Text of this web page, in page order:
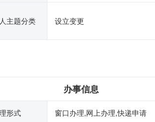
主题分类 设立变更
办事信息
形式 窗口办理,网上办理,快递申请